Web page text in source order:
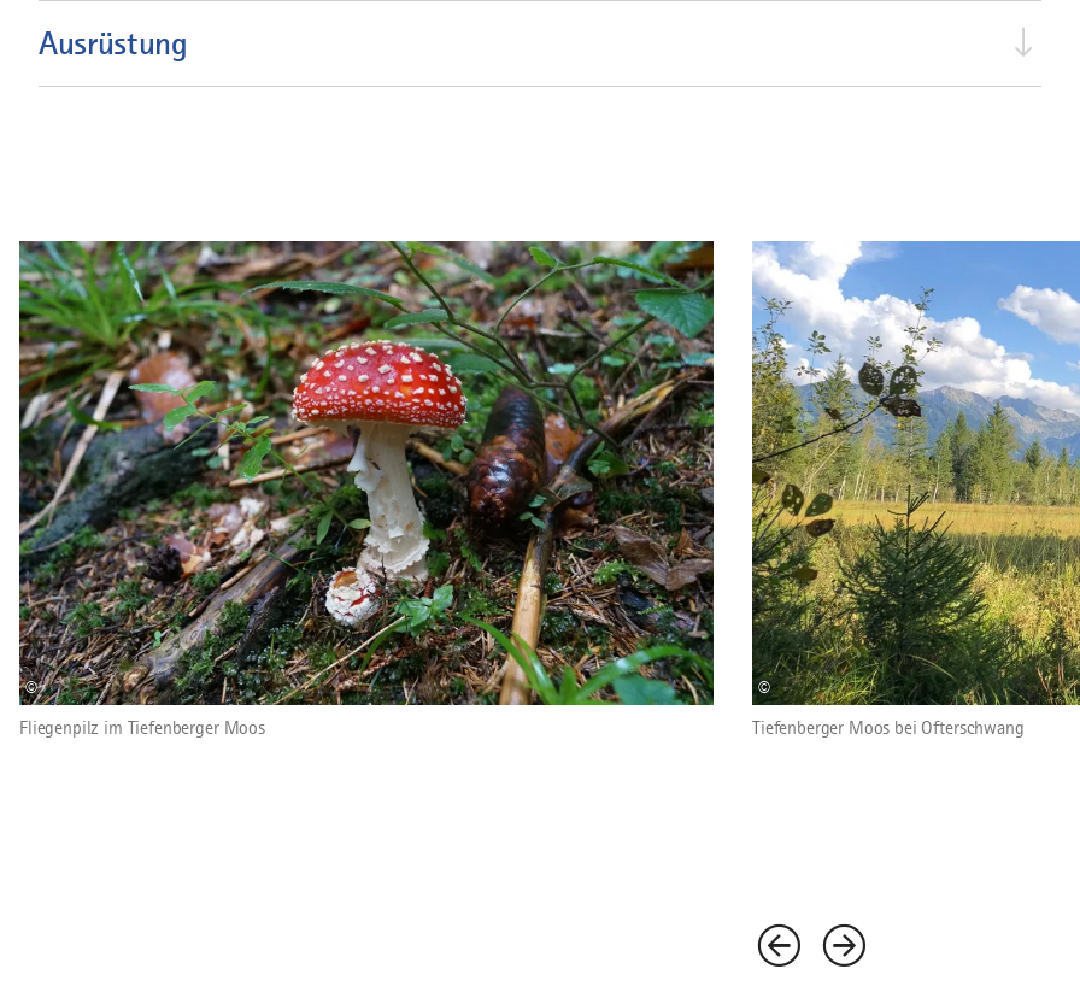
Ausrüstung
©
Fliegenpilz im Tiefenberger Moos
©
Tiefenberger Moos bei Ofterschwang